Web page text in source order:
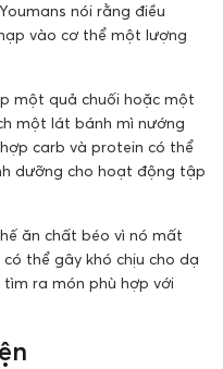
nói rằng điều
vào cơ thể một lượng
một quả chuối hoặc một
một lát bánh mì nướng
carb và protein có thể
dưỡng cho hoạt động tập
ăn chất béo vì nó mất
thể gây khó chịu cho dạ
ra món phù hợp với